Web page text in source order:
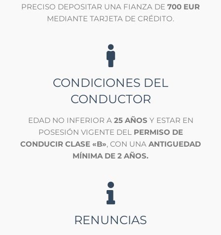
PRECISO DEPOSITAR UNA FIANZA DE 700 EUR
MEDIANTE TARJETA DE CRÉDITO.
CONDICIONES DEL
CONDUCTOR
EDAD NO INFERIOR A 25 AÑOS Y ESTAR EN
POSESIÓN VIGENTE DEL PERMISO DE
CONDUCIR CLASE «B», CON UNA ANTIGUEDAD
MÍNIMA DE 2 AÑOS.
RENUNCIAS